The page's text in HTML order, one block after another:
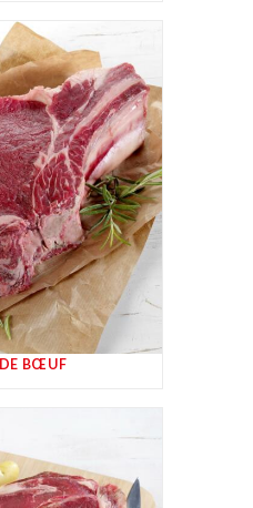
BŒUF